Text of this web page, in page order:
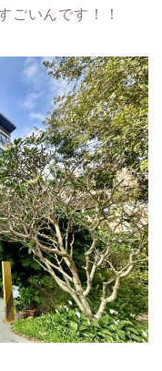
ごいんです！！